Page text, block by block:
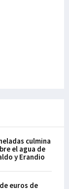
culmina
el agua de
y Erandio
euros de